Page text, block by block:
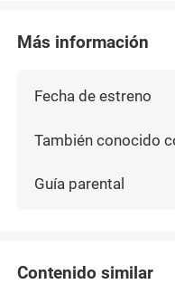
Más información
Fecha de estreno
También conocido
Guía parental
Contenido similar